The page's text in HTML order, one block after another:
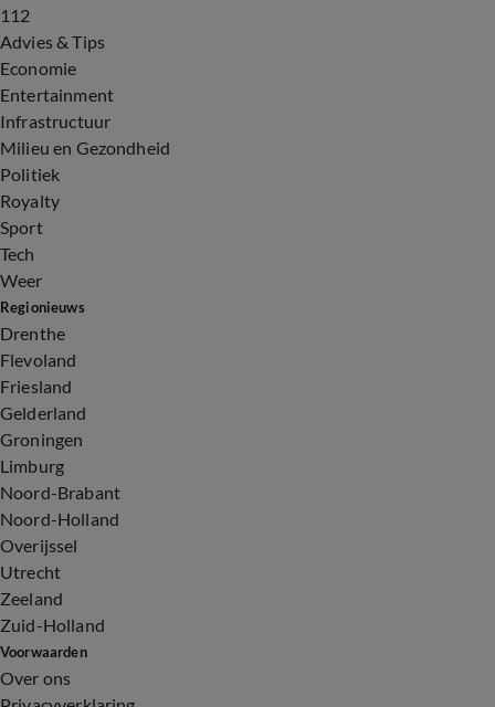
112
Advies & Tips
Economie
Entertainment
Infrastructuur
Milieu en Gezondheid
Politiek
Royalty
Sport
Tech
Weer
Regionieuws
Drenthe
Flevoland
Friesland
Gelderland
Groningen
Limburg
Noord-Brabant
Noord-Holland
Overijssel
Utrecht
Zeeland
Zuid-Holland
Voorwaarden
Over ons